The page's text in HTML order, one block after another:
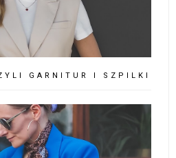
GARNITUR I SZPILKI